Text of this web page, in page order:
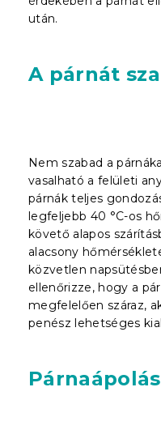
után.
A párnát
Nem szabad a
vasalható a felületi
párnák teljes
legfeljebb 40 °C-os
követő alapos
alacsony
közvetlen
ellenőrizze, hogy a
megfelelően száraz,
penész lehetséges
Párnaápolás